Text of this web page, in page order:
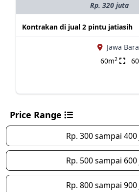
Rp. 320 juta
Kontrakan di jual 2 pintu jatiasih
Jawa
60m2
Price Range
Rp. 300 sampai
Rp. 500 sampai
Rp. 800 sampai